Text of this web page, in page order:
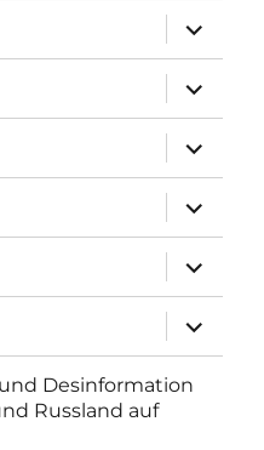
anzeigen
anzeigen
anzeigen
anzeigen
anzeigen
anzeigen
Desinformation
Russland auf